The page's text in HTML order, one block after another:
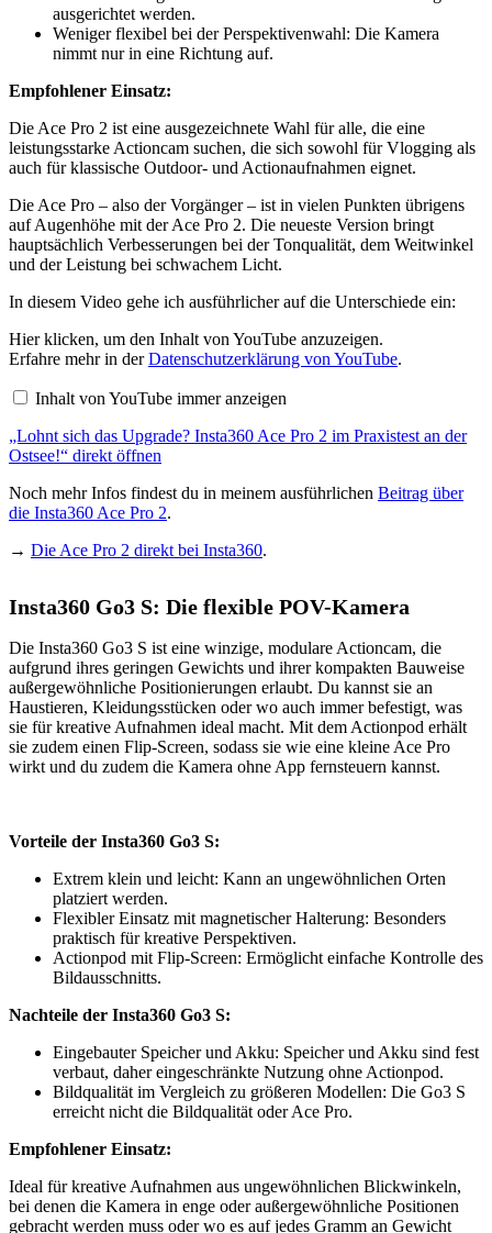
ausgerichtet werden.
Weniger flexibel bei der Perspektivenwahl: Die Kamera
nimmt nur in eine Richtung auf.
Empfohlener Einsatz:
Die Ace Pro 2 ist eine ausgezeichnete Wahl für alle, die eine
leistungsstarke Actioncam suchen, die sich sowohl für Vlogging als
auch für klassische Outdoor- und Actionaufnahmen eignet.
Die Ace Pro – also der Vorgänger – ist in vielen Punkten übrigens
auf Augenhöhe mit der Ace Pro 2. Die neueste Version bringt
hauptsächlich Verbesserungen bei der Tonqualität, dem Weitwinkel
und der Leistung bei schwachem Licht.
In diesem Video gehe ich ausführlicher auf die Unterschiede ein:
„Lohnt
sich
das
Insta360
Pro
2
im
Praxistest
an
der
von
Hier klicken, um den Inhalt von YouTube anzuzeigen.
Erfahre mehr in derDatenschutzerklärung von YouTube.
Inhalt von YouTube immer anzeigen
„Lohnt sich das Upgrade? Insta360 Ace Pro 2 im Praxistest an der
Ostsee!“ direkt öffnen
Noch mehr Infos findest du in meinem ausführlichen Beitrag über
die Insta360 Ace Pro 2.
→ Die Ace Pro 2 direkt bei Insta360.
Insta360 Go3 S: Die flexible POV-Kamera
Die Insta360 Go3 S ist eine winzige, modulare Actioncam, die
aufgrund ihres geringen Gewichts und ihrer kompakten Bauweise
außergewöhnliche Positionierungen erlaubt. Du kannst sie an
Haustieren, Kleidungsstücken oder wo auch immer befestigt, was
sie für kreative Aufnahmen ideal macht. Mit dem Actionpod erhält
sie zudem einen Flip-Screen, sodass sie wie eine kleine Ace Pro
wirkt und du zudem die Kamera ohne App fernsteuern kannst.
Vorteile der Insta360 Go3 S:
Extrem klein und leicht: Kann an ungewöhnlichen Orten
platziert werden.
Flexibler Einsatz mit magnetischer Halterung: Besonders
praktisch für kreative Perspektiven.
Actionpod mit Flip-Screen: Ermöglicht einfache Kontrolle des
Bildausschnitts.
Nachteile der Insta360 Go3 S:
Eingebauter Speicher und Akku: Speicher und Akku sind fest
verbaut, daher eingeschränkte Nutzung ohne Actionpod.
Bildqualität im Vergleich zu größeren Modellen: Die Go3 S
erreicht nicht die Bildqualität oder Ace Pro.
Empfohlener Einsatz:
Ideal für kreative Aufnahmen aus ungewöhnlichen Blickwinkeln,
bei denen die Kamera in enge oder außergewöhnliche Positionen
gebracht werden muss oder wo es auf jedes Gramm an Gewicht